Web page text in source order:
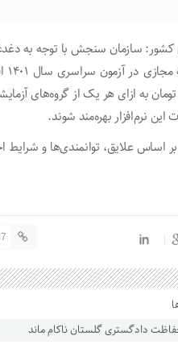
سازمان سنجش با توجه به دغدغه
داوطلبان می‌توانند با پرداخت هزینه ۱۹ هزار و ۶۰۰ تومان به
نرم‌افزار بهره‌مند شوند.
اساس علایق، توانمندی‌ها و